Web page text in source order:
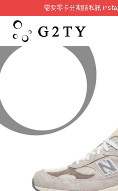
需要零卡分期請私訊
您的購物車